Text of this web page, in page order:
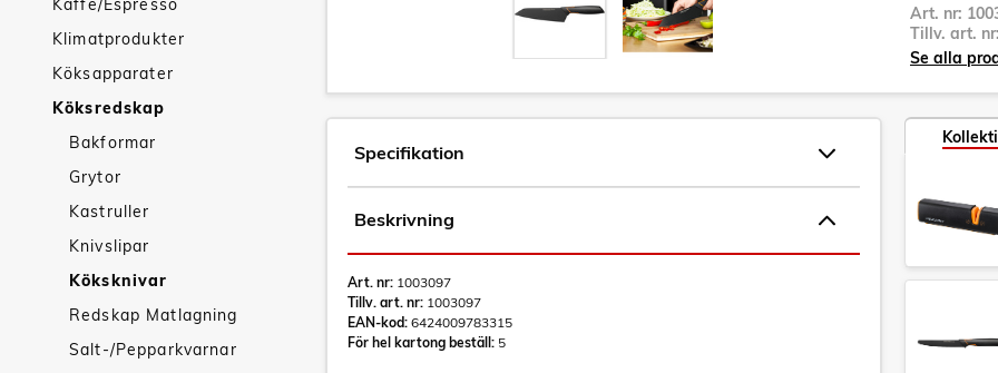
Kaffe/Espresso
Klimatprodukter
Köksapparater
Köksredskap
Bakformar
Grytor
Kastruller
Knivslipar
Köksknivar
Redskap Matlagning
Salt-/Pepparkvarnar
Art. nr:
Tillv. art.
Se alla
Specifikation
Beskrivning
Art. nr: 1003097
Tillv. art. nr: 1003097
EAN-kod: 6424009783315
För hel kartong beställ: 5